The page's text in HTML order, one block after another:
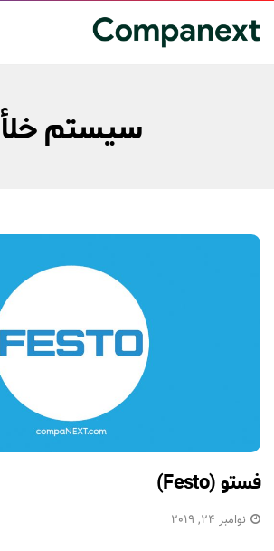
سیستم خلأ
فستو (Festo)
نوامبر 24, 2019